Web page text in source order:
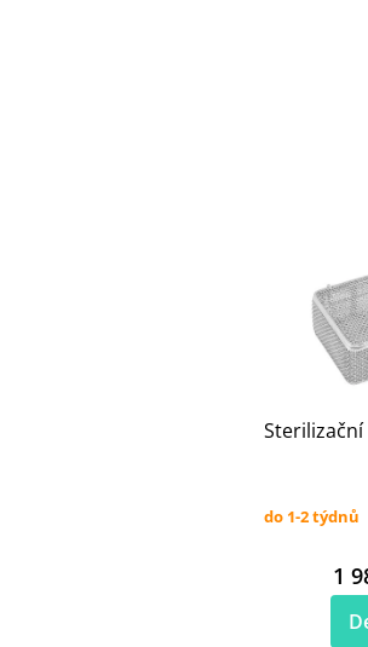
Sterilizační
do 1-2 týdnů
1